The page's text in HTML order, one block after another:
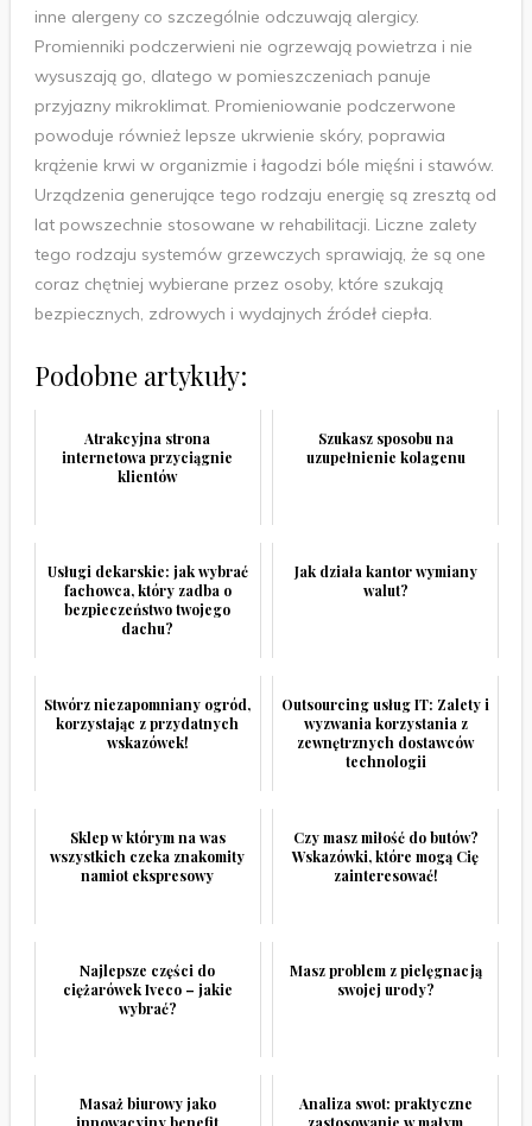
inne alergeny co szczególnie odczuwają alergicy.
Promienniki podczerwieni nie ogrzewają powietrza i nie
wysuszają go, dlatego w pomieszczeniach panuje
przyjazny mikroklimat. Promieniowanie podczerwone
powoduje również lepsze ukrwienie skóry, poprawia
krążenie krwi w organizmie i łagodzi bóle mięśni i stawów.
Urządzenia generujące tego rodzaju energię są zresztą od
lat powszechnie stosowane w rehabilitacji. Liczne zalety
tego rodzaju systemów grzewczych sprawiają, że są one
coraz chętniej wybierane przez osoby, które szukają
bezpiecznych, zdrowych i wydajnych źródeł ciepła.
Podobne artykuły:
Atrakcyjna strona
internetowa przyciągnie
klientów
Szukasz sposobu na
uzupełnienie kolagenu
Usługi dekarskie: jak wybrać
fachowca, który zadba o
bezpieczeństwo twojego
dachu?
Jak działa kantor wymiany
walut?
Stwórz niezapomniany ogród,
korzystając z przydatnych
wskazówek!
Outsourcing usług IT: Zalety i
wyzwania korzystania z
zewnętrznych dostawców
technologii
Sklep w którym na was
wszystkich czeka znakomity
namiot ekspresowy
Czy masz miłość do butów?
Wskazówki, które mogą Cię
zainteresować!
Najlepsze części do
ciężarówek Iveco – jakie
wybrać?
Masz problem z pielęgnacją
swojej urody?
Masaż biurowy jako
Analiza swot: praktyczne